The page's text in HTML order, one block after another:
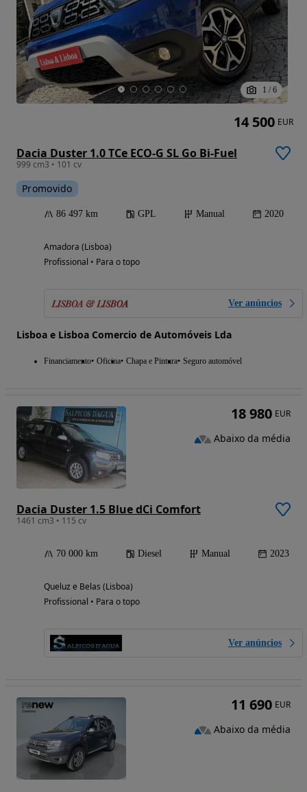
1 / 6
Dacia Duster 1.0 TCe ECO-G SL Go Bi-Fuel
999 cm3 • 101 cv
Promovido
86 497 km GPL Manual 2020
Amadora (Lisboa)
Profissional • Para o topo
Ver anúncios
Lisboa e Lisboa Comercio de Automóveis Lda
Financiamento Oficina Chapa e Pintura Seguro automóvel
14 500 EUR
Dacia Duster 1.5 Blue dCi Comfort
1461 cm3 • 115 cv
70 000 km Diesel Manual 2023
Queluz e Belas (Lisboa)
Profissional • Para o topo
Ver anúncios
18 980 EUR
Abaixo da média
11 690 EUR
Abaixo da média